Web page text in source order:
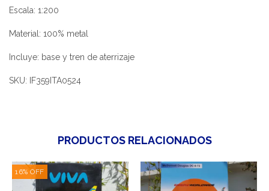
Escala: 1:200
Material: 100% metal
Incluye: base y tren de aterrizaje
SKU: IF359ITA0524
PRODUCTOS RELACIONADOS
16% OFF